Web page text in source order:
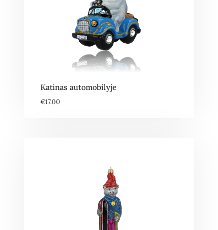
Katinas automobilyje
€17.00